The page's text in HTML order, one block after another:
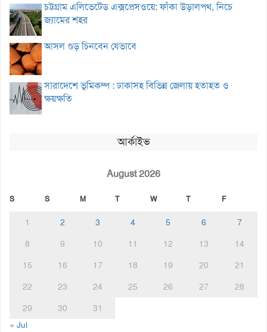
চট্টগ্রাম এলিভেটেড এক্সপ্রেসওয়ে: ফাঁকা উড়ালপথ, নিচে
জ্যামের শহর
আসল গুড় চিনবেন যেভাবে
সারাদেশে ভূমিকম্প : ঢাকাসহ বিভিন্ন জেলায় হতাহত ও
ক্ষয়ক্ষতি
আর্কাইভ
August 2026
S S M T W T F
1 2 3 4 5 6
7
8
9 10 11 12 13
14
15
16 17 18 19 20
21
22
23 24 25 26 27
28
29
30
31
« Jul